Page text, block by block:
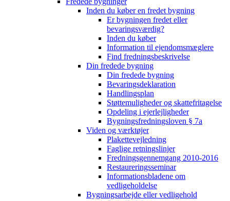
Inden du køber en fredet bygning
Er bygningen fredet eller
bevaringsværdig?
Inden du køber
Information til ejendomsmæglere
Find fredningsbeskrivelse
Din fredede bygning
Din fredede bygning
Bevaringsdeklaration
Handlingsplan
Støttemuligheder og skattefritagelse
Opdeling i ejerlejligheder
Bygningsfredningsloven § 7a
Viden og værktøjer
Plakettevejledning
Faglige retningslinjer
Fredningsgennemgang 2010-2016
Restaureringsseminar
Informationsbladene om
vedligeholdelse
Bygningsarbejde eller vedligehold